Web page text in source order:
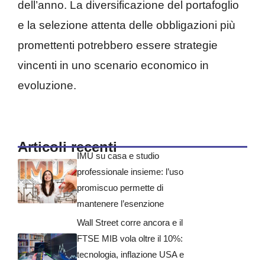
dell’anno. La diversificazione del portafoglio
e la selezione attenta delle obbligazioni più
promettenti potrebbero essere strategie
vincenti in uno scenario economico in
evoluzione.
Articoli recenti
IMU su casa e studio
professionale insieme: l’uso
promiscuo permette di
mantenere l’esenzione
Wall Street corre ancora e il
FTSE MIB vola oltre il 10%:
tecnologia, inflazione USA e